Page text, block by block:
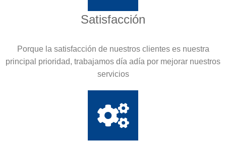
Satisfacción
Porque la satisfacción de nuestros clientes es nuestra
principal prioridad, trabajamos día adía por mejorar nuestros
servicios